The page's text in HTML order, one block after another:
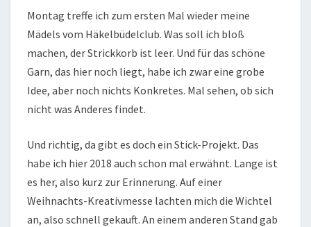
Montag treffe ich zum ersten Mal wieder meine
Mädels vom Häkelbüdelclub. Was soll ich bloß
machen, der Strickkorb ist leer. Und für das schöne
Garn, das hier noch liegt, habe ich zwar eine grobe
Idee, aber noch nichts Konkretes. Mal sehen, ob sich
nicht was Anderes findet.
Und richtig, da gibt es doch ein Stick-Projekt. Das
habe ich hier 2018 auch schon mal erwähnt. Lange ist
es her, also kurz zur Erinnerung. Auf einer
Weihnachts-Kreativmesse lachten mich die Wichtel
an, also schnell gekauft. An einem anderen Stand gab